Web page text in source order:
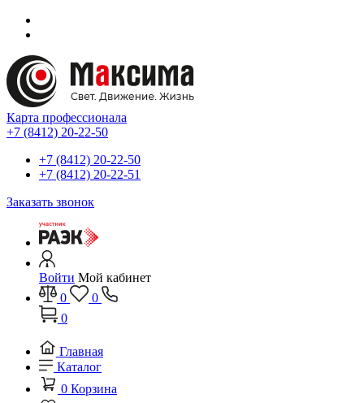
Карта профессионала
+7 (8412) 20-22-50
+7 (8412) 20-22-50
+7 (8412) 20-22-51
Заказать звонок
Войти Мой кабинет
0
0
0
Главная
Каталог
0 Корзина